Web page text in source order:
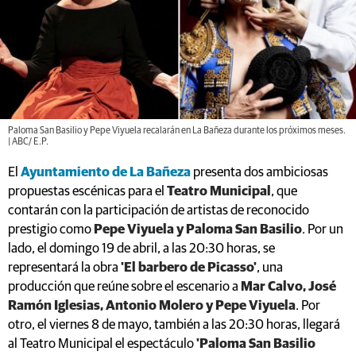
Paloma San Basilio y Pepe Viyuela recalarán en La Bañeza durante los próximos meses.
| ABC/ E.P.
El Ayuntamiento de La Bañeza presenta dos ambiciosas
propuestas escénicas para el Teatro Municipal , que
contarán con la participación de artistas de reconocido
prestigio como Pepe Viyuela y Paloma San Basilio. Por un
lado, el domingo 19 de abril, a las 20:30 horas, se
representará la obra 'El barbero de Picasso', una
producción que reúne sobre el escenario a Mar Calvo, José
Ramón Iglesias, Antonio Molero y Pepe Viyuela. Por
otro, el viernes 8 de mayo, también a las 20:30 horas, llegará
al Teatro Municipal el espectáculo'Paloma San Basilio